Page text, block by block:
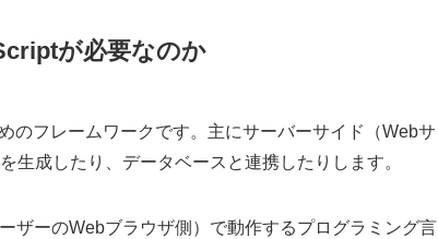
が必要なのか
のフレームワークです。主にサーバーサイド（Webサ
生成したり、データベースと連携したりします。
ザーのWebブラウザ側）で動作するプログラミング言